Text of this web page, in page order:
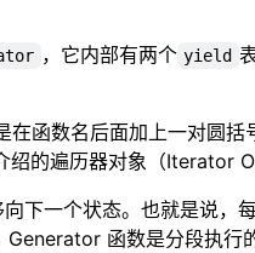
，它内部有两个 yield
函数名后面加上一对圆
的遍历器对象（Iterator
下一个状态。也就是说，
函数是分段执行的